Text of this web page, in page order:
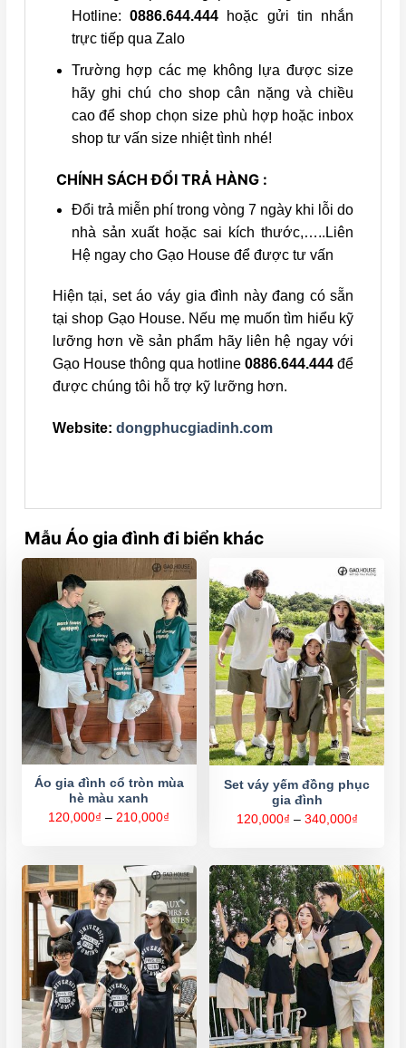
Hotline: 0886.644.444hoặc gửi tin nhắn
trực tiếp qua Zalo
Trường hợp các mẹ không lựa được size
hãy ghi chú cho shop cân nặng và chiều
cao để shop chọn size phù hợp hoặc inbox
shop tư vấn size nhiệt tình nhé!
CHÍNH SÁCH ĐỔI TRẢ HÀNG :
Đổi trả miễn phí trong vòng 7 ngày khi lỗi do
nhà sản xuất hoặc sai kích thước,…..Liên
Hệ ngay cho Gạo House để được tư vấn
Hiện tại, set áo váy gia đình này đang có sẵn
tại shop Gạo House. Nếu mẹ muốn tìm hiểu kỹ
lưỡng hơn về sản phẩm hãy liên hệ ngay với
Gạo House thông qua hotline0886.644.444để
được chúng tôi hỗ trợ kỹ lưỡng hơn.
Website: dongphucgiadinh.com
Mẫu Áo gia đình đi biển khác
Áo gia đình cổ tròn mùa
hè màu xanh
120,000₫ – 210,000₫
đến
210,000₫
Set váy yếm đồng phục
gia đình
120,000₫ – 340,000₫Khoảng
đến